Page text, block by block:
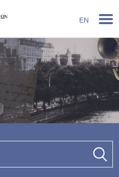
EN